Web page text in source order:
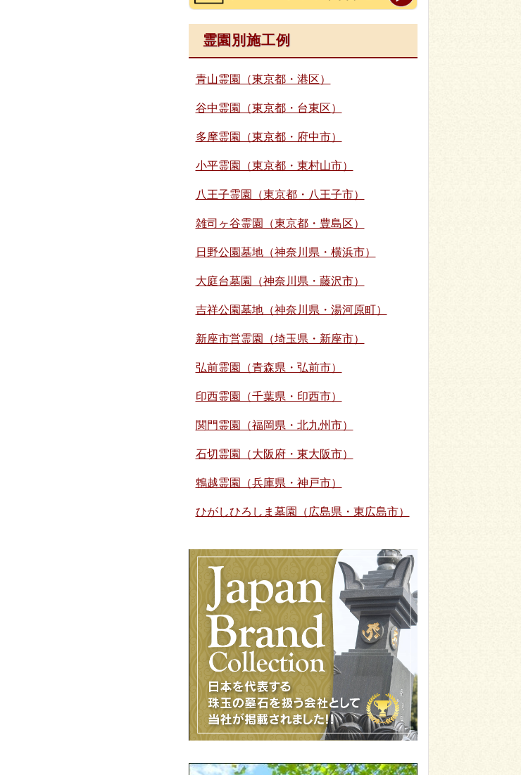
霊園別施工例
青山霊園（東京都・港区）
谷中霊園（東京都・台東区）
多摩霊園（東京都・府中市）
小平霊園（東京都・東村山市）
八王子霊園（東京都・八王子市）
雑司ヶ谷霊園（東京都・豊島区）
日野公園墓地（神奈川県・横浜市）
大庭台墓園（神奈川県・藤沢市）
吉祥公園墓地（神奈川県・湯河原町）
新座市営霊園（埼玉県・新座市）
弘前霊園（青森県・弘前市）
印西霊園（千葉県・印西市）
関門霊園（福岡県・北九州市）
石切霊園（大阪府・東大阪市）
鵯越霊園（兵庫県・神戸市）
ひがしひろしま墓園（広島県・東広島市）